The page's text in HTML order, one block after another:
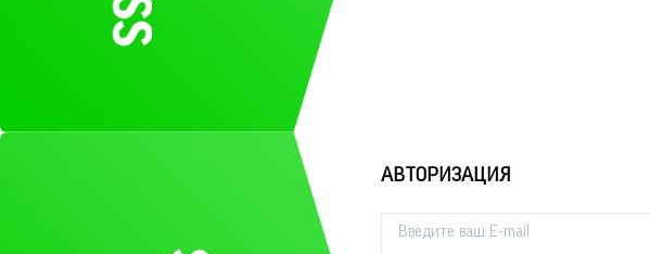
АВТОРИЗАЦИЯ
Введите ваш E-mail